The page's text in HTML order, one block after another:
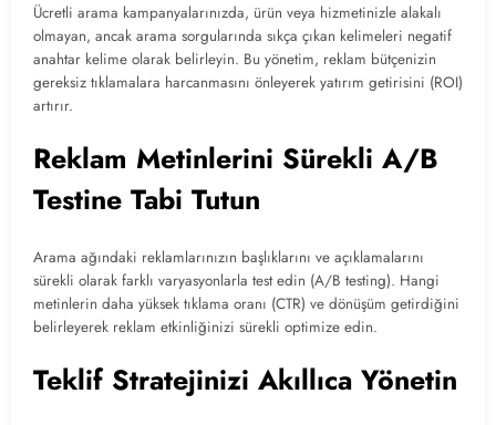
Ücretli arama kampanyalarınızda, ürün veya hizmetinizle alakalı
olmayan, ancak arama sorgularında sıkça çıkan kelimeleri negatif
anahtar kelime olarak belirleyin. Bu yönetim, reklam bütçenizin
gereksiz tıklamalara harcanmasını önleyerek yatırım getirisini (ROI)
artırır.
Reklam Metinlerini Sürekli A/B
Testine Tabi Tutun
Arama ağındaki reklamlarınızın başlıklarını ve açıklamalarını
sürekli olarak farklı varyasyonlarla test edin (A/B testing). Hangi
metinlerin daha yüksek tıklama oranı (CTR) ve dönüşüm getirdiğini
belirleyerek reklam etkinliğinizi sürekli optimize edin.
Teklif Stratejinizi Akıllıca Yönetin